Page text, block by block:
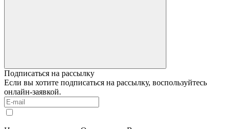
Подписаться на рассылку
Если вы хотите подписаться на рассылку, воспользуйтесь
онлайн-заявкой.